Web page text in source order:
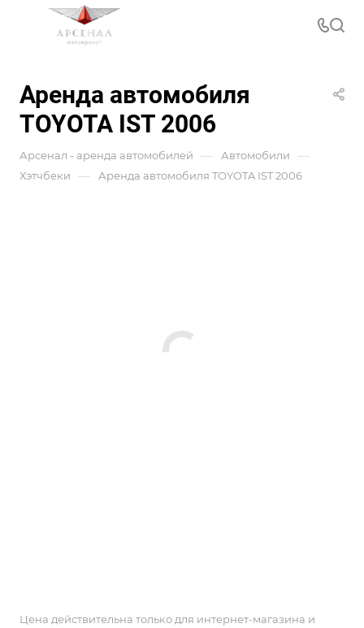
Аренда автомобиля
TOYOTA IST 2006
Арсенал - аренда автомобилей — Автомобили —
Хэтчбеки — Аренда автомобиля TOYOTA IST 2006
Цена действительна только для интернет-магазина и